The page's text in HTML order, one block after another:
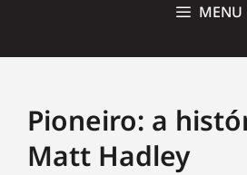
MENU
Pioneiro: a
Matt Hadley